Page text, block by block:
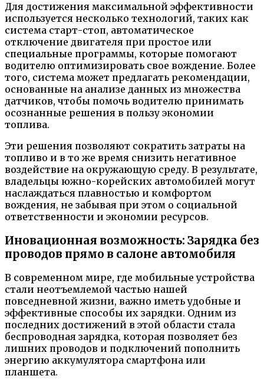
Для достижения максимальной эффективности
используется несколько технологий, таких как
система старт-стоп, автоматическое
отключение двигателя при простое или
специальные программы, которые помогают
водителю оптимизировать свое вождение. Более
того, система может предлагать рекомендации,
основанные на анализе данных из множества
датчиков, чтобы помочь водителю принимать
осознанные решения в пользу экономии
топлива.
Эти решения позволяют сократить затраты на
топливо и в то же время снизить негативное
воздействие на окружающую среду. В результате,
владельцы южно-корейских автомобилей могут
наслаждаться плавностью и комфортом
вождения, не забывая при этом о социальной
ответственности и экономии ресурсов.
Иновационная возможность: Зарядка без
проводов прямо в салоне автомобиля
В современном мире, где мобильные устройства
стали неотъемлемой частью нашей
повседневной жизни, важно иметь удобные и
эффективные способы их зарядки. Одним из
последних достижений в этой области стала
беспроводная зарядка, которая позволяет без
лишних проводов и подключений пополнить
энергию аккумулятора смартфона или
планшета.